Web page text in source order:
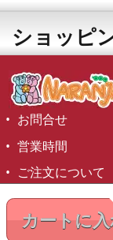
カートに
ショッピ
お問合せ
営業時間
ご注文について
©1999-